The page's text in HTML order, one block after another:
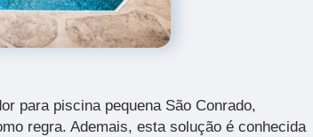
para piscina pequena São Conrado,
regra. Ademais, esta solução é conhecida